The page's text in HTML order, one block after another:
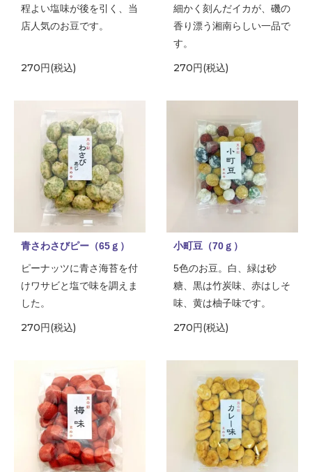
程よい塩味が後を引く、当
店人気のお豆です。
270円(税込)
細かく刻んだイカが、磯の
香り漂う湘南らしい一品で
す。
270円(税込)
青さわさびピー（65ｇ）
ピーナッツに青さ海苔を付
けワサビと塩で味を調えま
した。
270円(税込)
小町豆（70ｇ）
5色のお豆。白、緑は砂
糖、黒は竹炭味、赤はしそ
味、黄は柚子味です。
270円(税込)